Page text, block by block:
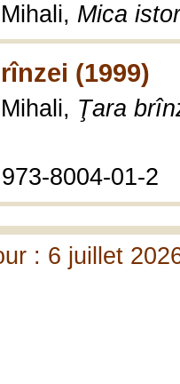
Mica
(1999)
Ţara
8004-01-2
: 6 juillet